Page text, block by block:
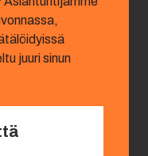
juuri sinun